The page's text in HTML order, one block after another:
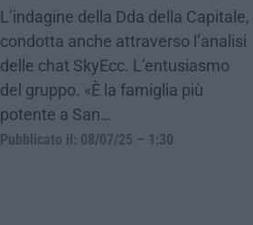
L’indagine della Dda della Capitale,
condotta anche attraverso l’analisi
delle chat SkyEcc. L’entusiasmo
del gruppo. «È la famiglia più
potente a San…
Pubblicato il: 08/07/25 – 1:30